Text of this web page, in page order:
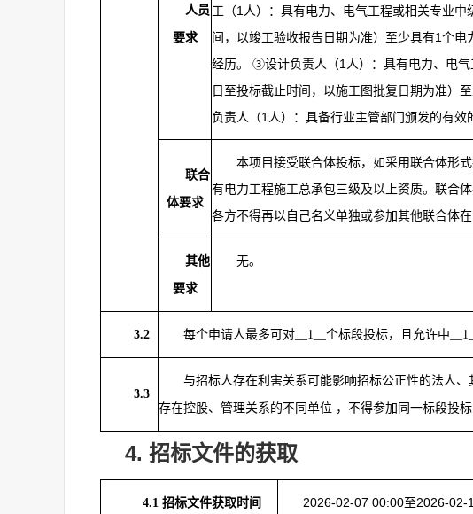
人员
要求
工（1人）：具有电力、电气工程或相关专业
间，以竣工验收报告日期为准）至少具有1个
经历。 ③设计负责人（1人）：具有电力、电
日至投标截止时间，以施工图批复日期为准）
负责人（1人）：具备行业主管部门颁发的有效
联合
体要求
本项目接受联合体投标，如采用联合体形
有电力工程施工总承包三级及以上资质。联合
各方不得再以自己名义单独或参加其他联合体在
其他
要求
无。
3.2 每个申请人最多可对__1__个标段投标，且允许中
3.3
与招标人存在利害关系可能影响招标公正性的法人
存在控股、管理关系的不同单位 ，不得参加同一标段投
4. 招标文件的获取
4.1 招标文件获取时间 2026-02-07 00:00至2026-02-